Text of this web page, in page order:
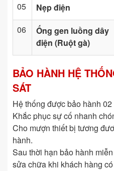
05
Nẹp điện
06
Ống gen luồng dây
điện (Ruột gà)
BẢO HÀNH HỆ
SÁT
Hệ thống được bảo hành
Khắc phục sự cố nhanh
Cho mượn thiết bị tương
hành.
Sau thời hạn bảo hành
sửa chữa khi khách hàng